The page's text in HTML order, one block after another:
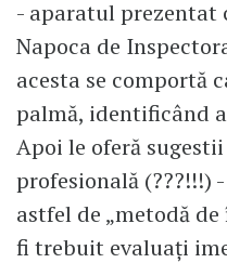
- aparatul prezentat
Napoca de
acesta se comportă
palmă, identificând
Apoi le oferă
profesională (???!!!)
astfel de „metodă
fi trebuit evaluați